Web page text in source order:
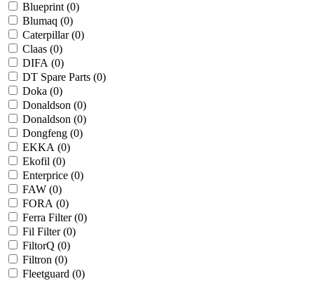
Blueprint (0)
Blumaq (0)
Caterpillar (0)
Claas (0)
DIFA (0)
DT Spare Parts (0)
Doka (0)
Donaldson (0)
Donaldson (0)
Dongfeng (0)
EKKA (0)
Ekofil (0)
Enterprice (0)
FAW (0)
FORA (0)
Ferra Filter (0)
Fil Filter (0)
FiltorQ (0)
Filtron (0)
Fleetguard (0)